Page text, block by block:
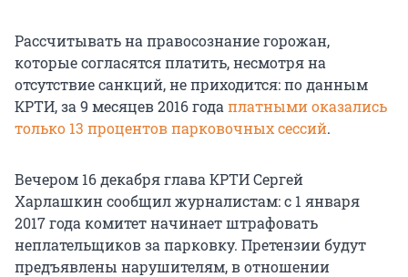
Рассчитывать на правосознание горожан,
которые согласятся платить, несмотря на
отсутствие санкций, не приходится: по данным
КРТИ, за 9 месяцев 2016 года платными оказались
только 13 процентов парковочных сессий.
Вечером 16 декабря глава КРТИ Сергей
Харлашкин сообщил журналистам: с 1 января
2017 года комитет начинает штрафовать
неплательщиков за парковку. Претензии будут
предъявлены нарушителям, в отношении